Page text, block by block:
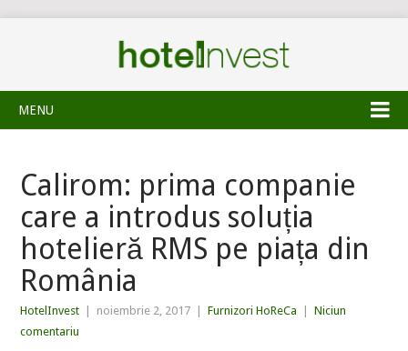
MENU
Calirom: prima companie
care a introdus soluția
hotelieră RMS pe piața din
România
HotelInvest noiembrie 2, 2017 Furnizori HoReCa
Niciun
comentariu